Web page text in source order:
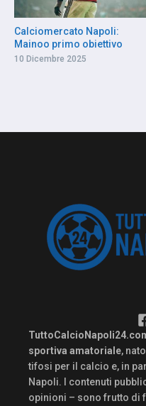
Calciomercato Napoli:
Mainoo primo obiettivo
10 Dicembre 2025
sportiva amatoriale,
tifosi per il calcio e, in
Napoli. I contenuti
opinioni – sono frutto di